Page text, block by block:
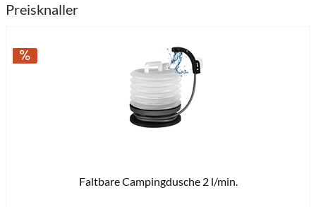
Preisknaller
Faltbare Campingdusche 2 l/min.